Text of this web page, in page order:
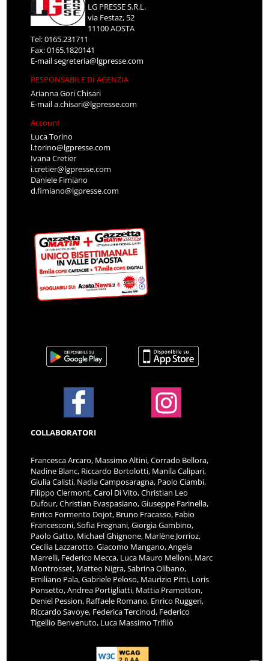
LG PRESSE S.R.L.
via Festaz, 52
11100 AOSTA
Tel: 0165.231711
Fax: 0165.1820141
E-mailsegreteria@lgpresse.com
RESPONSABILE DI AGENZIA
Arianna Gori Chisari
E-maila.chisari@lgpresse.com
Account
Luca Torino
l.torino@lgpresse.com
Ivana Cretier
i.cretier@lgpresse.com
Daniele Fimiano
d.fimiano@lgpresse.com
COLLABORATORI
Francesca Arcaro, Massimo Altini, Corrado Bellora,
Nadine Blanc, Riccardo Bortolotti, Manila Calipari,
Giulia Calisti, Nadia Camposaragna, Paolo Ciambi,
Filippo Clermont, Carol Di Vito, Christian Leo
Dufour, Christian Evaspasiano, Giuseppe Farinella,
Enrico Formento Dojot, Bruno Fracasso, Fabio
Francesconi, Sofia Fregnani, Giorgia Gambino,
Paolo Gatto, Michael Ghignone, Marlène Jorrioz,
Cecilia Lazzarotto, Giacomo Mangano, Angela
Marrelli, Federico Mecca, Luca Mauro Melloni, Marc
Montrosset, Matteo Nigra, Sabrina Olibano,
Emiliano Pala, Gabriele Peloso, Maurizio Pitti, Loris
Ponsetto, Andrea Portigliatti, Mattia Pramotton,
Deniel Pession, Raffaele Romano, Enrico Ruggeri,
Riccardo Savoye, Federica Tercinod, Federico
Tigellio Benvenuto, Luca Massimo Trifilò